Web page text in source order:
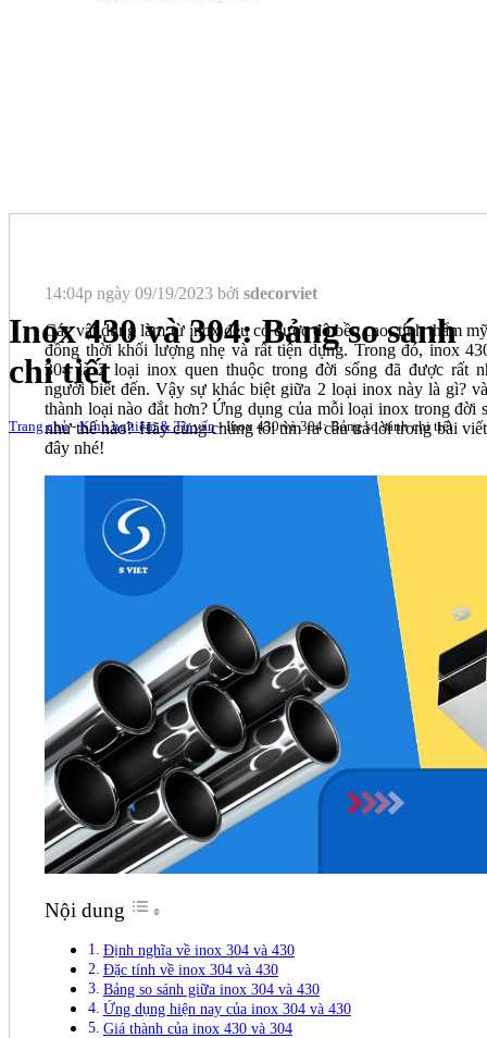
Inox 430 và 304: Bảng so sánh
chi tiết
Trang chủ-Kinh nghiệm & Tư vấn-Inox 430 và 304: Bảng so sánh chi tiết
14:04p ngày 09/19/2023 bởi sdecorviet
Các vật dụng làm từ inox đều có được độ bền cao, tính thẩm
đồng thời khối lượng nhẹ và rất tiện dụng. Trong đó, inox
304 là 2 loại inox quen thuộc trong đời sống đã được rất
người biết đến. Vậy sự khác biệt giữa 2 loại inox này là gì?
thành loại nào đắt hơn? Ứng dụng của mỗi loại inox trong đời
như thế nào? Hãy cùng chúng tôi tìm ra câu trả lời trong bài
đây nhé!
Nội dung
Định nghĩa về inox 304 và 430
Đặc tính về inox 304 và 430
Bảng so sánh giữa inox 304 và 430
Ứng dụng hiện nay của inox 304 và 430
Giá thành của inox 430 và 304